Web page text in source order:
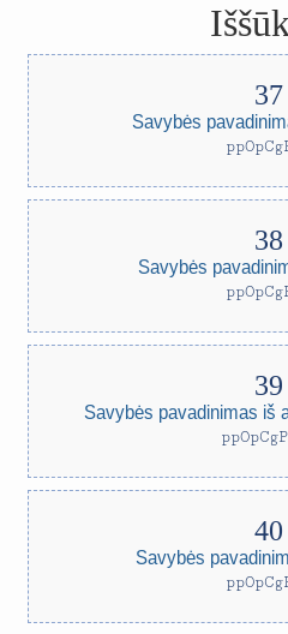
Savybės
Savybės
Savybės pavadinimas iš
Savybės